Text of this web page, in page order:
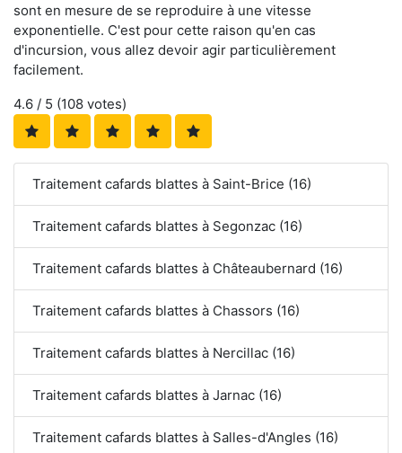
sont en mesure de se reproduire à une vitesse
exponentielle. C'est pour cette raison qu'en cas
d'incursion, vous allez devoir agir particulièrement
facilement.
4.6 / 5 (108 votes)
Traitement cafards blattes à Saint-Brice (16)
Traitement cafards blattes à Segonzac (16)
Traitement cafards blattes à Châteaubernard (16)
Traitement cafards blattes à Chassors (16)
Traitement cafards blattes à Nercillac (16)
Traitement cafards blattes à Jarnac (16)
Traitement cafards blattes à Salles-d'Angles (16)